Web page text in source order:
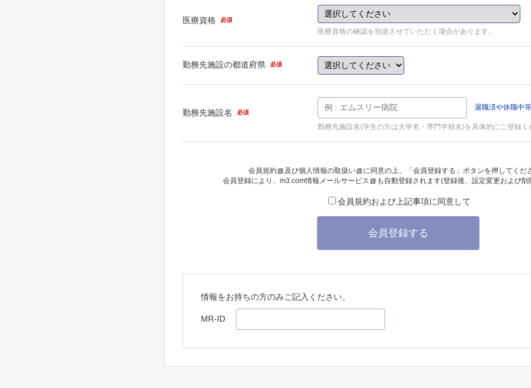
医療資格 必須
医療資格の確認を別途させていただく場合があります。
勤務先施設の都道府県 必須
勤務先施設名 必須
退職済や休職中
勤務先施設名(学生の方は大学名・専門学校名)を具体的にご登録く
会員規約 及び個人情報の取扱い
に同意の上、「会員登録する」ボタンを押してくだ
会員登録により、 m3.com情報メールサービス も自動登録されます(登録後、設定変更および
会員規約および上記事項に同意して
会員登録する
情報をお持ちの方のみご記入ください。
MR-ID